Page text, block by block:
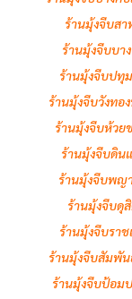
ร้านมุ้งจีบสา
ร้านมุ้งจีบบา
ร้านมุ้งจีบปทุ
ร้านมุ้งจีบวังทอ
ร้านมุ้งจีบห้วย
ร้านมุ้งจีบดิน
ร้านมุ้งจีบพญ
ร้านมุ้งจีบดุ
ร้านมุ้งจีบรา
ร้านมุ้งจีบสัมพัน
ร้านมุ้งจีบป้อม